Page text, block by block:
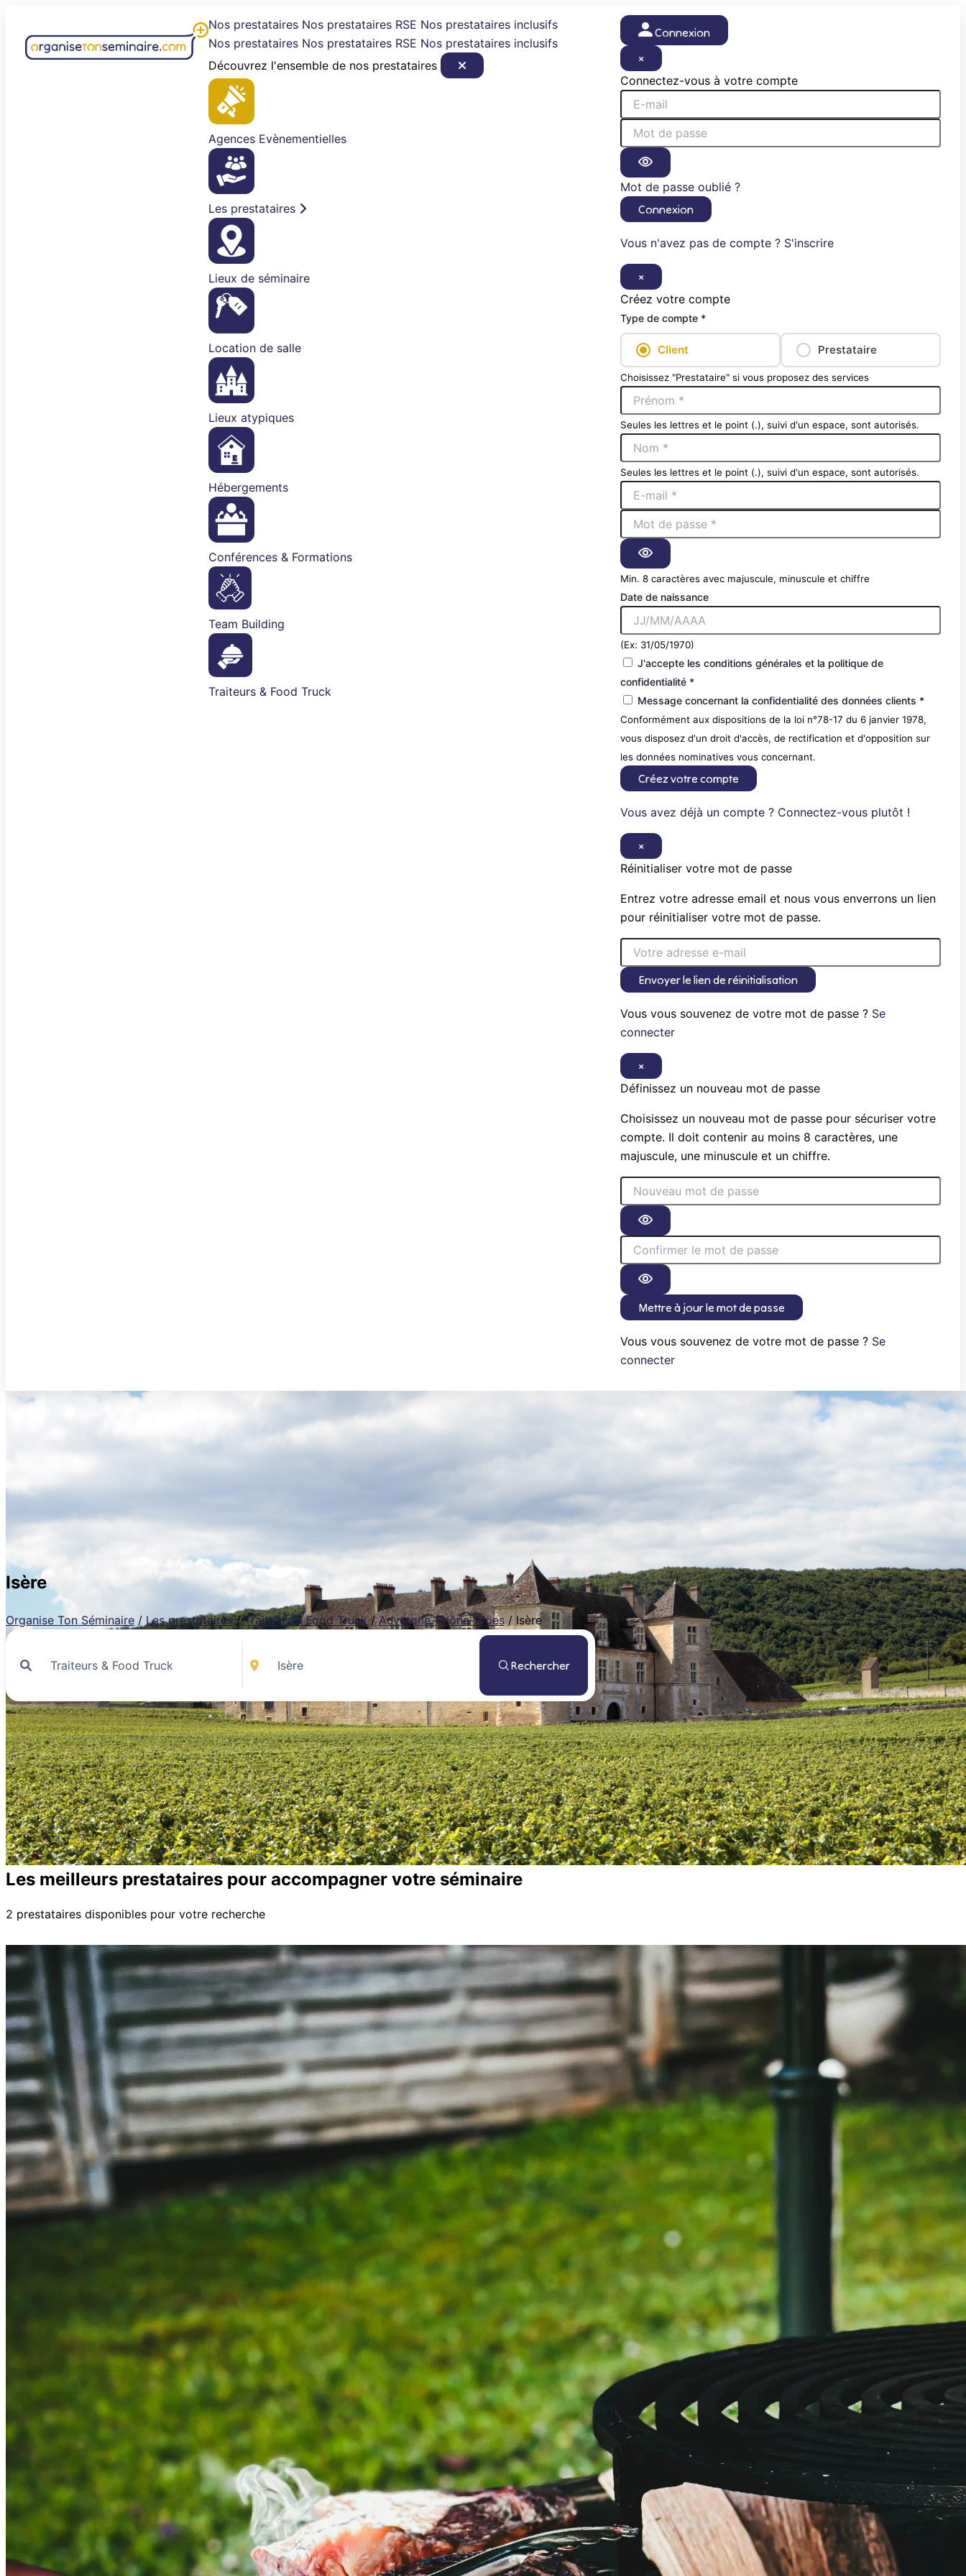
contenu
Nos prestataires Nos prestataires RSE Nos prestataires inclusifs
Nos prestataires Nos prestataires RSE Nos prestataires inclusifs
Découvrez l'ensemble de nos prestataires
Agences Evènementielles
Les prestataires
Lieux de séminaire
Location de salle
Lieux atypiques
Hébergements
Conférences & Formations
Team Building
Traiteurs & Food Truck
Connexion
×
Connectez-vous à votre compte
Mot de passe oublié ?
Connexion
Vous n'avez pas de compte ? S'inscrire
×
Créez votre compte
Type de compte *
Client Prestataire
Choisissez "Prestataire" si vous proposez des services
Seules les lettres et le point (.), suivi d'un espace, sont autorisés.
Seules les lettres et le point (.), suivi d'un espace, sont autorisés.
Min. 8 caractères avec majuscule, minuscule et chiffre
Date de naissance
(Ex: 31/05/1970)
J'accepte les conditions générales et la politique de
confidentialité *
Message concernant la confidentialité des données clients *
Conformément aux dispositions de la loi n°78-17 du 6 janvier 1978,
vous disposez d'un droit d'accès, de rectification et d'opposition sur
les données nominatives vous concernant.
Créez votre compte
Vous avez déjà un compte ? Connectez-vous plutôt !
×
Réinitialiser votre mot de passe
Entrez votre adresse email et nous vous enverrons un lien
pour réinitialiser votre mot de passe.
Envoyer le lien de réinitialisation
Vous vous souvenez de votre mot de passe ? Se
connecter
×
Définissez un nouveau mot de passe
Choisissez un nouveau mot de passe pour sécuriser votre
compte. Il doit contenir au moins 8 caractères, une
majuscule, une minuscule et un chiffre.
Mettre à jour le mot de passe
Vous vous souvenez de votre mot de passe ? Se
connecter
Isère
Organise Ton Séminaire / Les prestataires / Traiteurs & Food Truck / Auvergne-Rhône-Alpes / Isère
Rechercher
Les meilleurs prestataires pour accompagner votre séminaire
2 prestataires disponibles pour votre recherche